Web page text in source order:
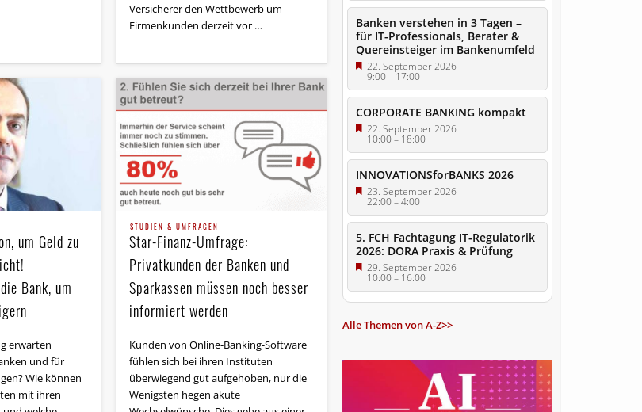
Versicherer den Wettbewerb um
Firmenkunden derzeit vor …
um Geld zu
Bank, um
erwarten
und für
Wie können
mit ihren
STUDIEN & UMFRAGEN
Star-Finanz-Umfrage:
Privatkunden der Banken und
Sparkassen müssen noch besser
informiert werden
Kunden von Online-Banking-Software
fühlen sich bei ihren Instituten
überwiegend gut aufgehoben, nur die
Wenigsten hegen akute
Banken verstehen in 3 Tagen –
für IT-Professionals, Berater &
Quereinsteiger im Bankenumfeld
22. September 2026
9:00–17:00
CORPORATE BANKING kompakt
22. September 2026
10:00– 18:00
INNOVATIONSforBANKS 2026
23. September 2026
22:00–4:00
5. FCH Fachtagung IT-Regulatorik
2026: DORA Praxis & Prüfung
29. September 2026
10:00– 16:00
Alle Themen von A-Z>>